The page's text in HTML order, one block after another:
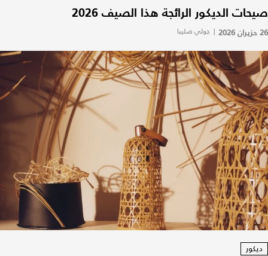
صيحات الديكور الرائجة هذا الصيف 2026
26 حزيران 2026 | جولي صليبا
ديكور